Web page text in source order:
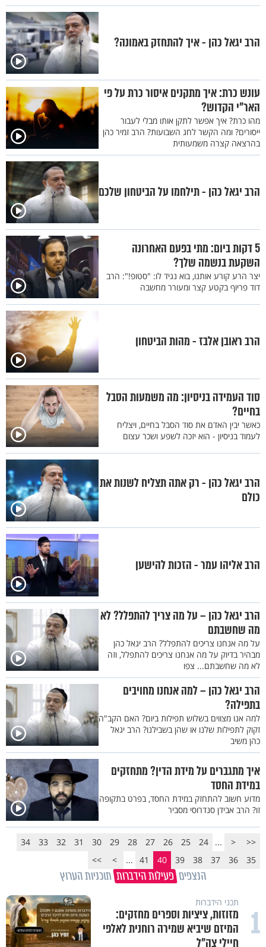
הרב יגאל כהן - איך להתחזק באמונה?
עונש כרת: איך מתקנים איסור כרת על פי
האר"י הקדוש?
מהו כרת? איך אפשר לתקן אותו מבלי לעבור
ייסורים? ומה הקשר לחג השבועות? הרב זמיר כהן
בהרצאה קצרה משמעותית
הרב יגאל כהן - תילחמו על הביטחון שלכם
5 דקות ביום: מתי בפעם האחרונה
השקעת בנשמה שלך?
יצר הרע קורע אותנו, בוא נגיד לו: "סטופ!": הרב
דוד פריוף בקטע קצר ומעורר מחשבה
הרב ראובן אלבז - מהות הביטחון
סוד העמידה בניסיון: מה משמעות הסבל
בחיים?
כאשר יבין האדם את סוד הסבל בחיים, ויצליח
לעמוד בניסיון - הוא יזכה לשפע ושכר עצום
הרב יגאל כהן - רק אתה תצליח לשנות את
כולם
הרב אליהו עמר - הזכות להישען
הרב יגאל כהן – על מה צריך להתפלל? לא
מה שחשבתם
על מה אנחנו צריכים להתפלל? הרב יגאל כהן
מבהיר בדיוק על מה אנחנו צריכים להתפלל, וזה
לא מה שחשבתם... צפו
הרב יגאל כהן – למה אנחנו מחויבים
בתפילה?
למה אנו מצווים בשלוש תפילות ביום? האם הקב"ה
זקוק לתפילות שלנו או שהן בשבילנו? הרב יגאל
כהן משיב
איך מתגברים על מידת הדין? מתחזקים
במידת החסד
מדוע חשוב להתחזק במידת החסד, בפרט בתקופה
זו? הרב אבידן סנדרוסי מסביר
<<
<
...
24
25
26
27
28
29
30
31
32
33
34
35
36
37
38
39
40
41
...
>
>>
הנצפים פעילות הידברות תוכניות הערוץ
1 תכני הידברות
מזוזות, ציציות וספרים מחזקים:
המיזם שיביא שמירה רוחנית לאלפי
חיילי צה"ל